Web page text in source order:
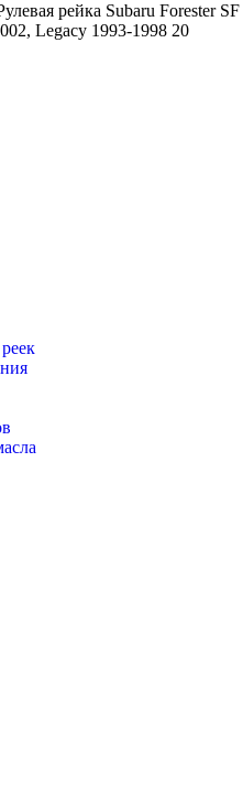
рейка Subaru Forester SF
Legacy 1993-1998 20